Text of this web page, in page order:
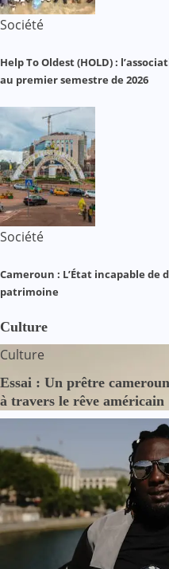
Société
Help To Oldest (HOLD) :
au premier semestre de 2026
Société
Cameroun : L’État incapable de
patrimoine
Culture
Culture
Essai : Un prêtre
à travers le rêve américain